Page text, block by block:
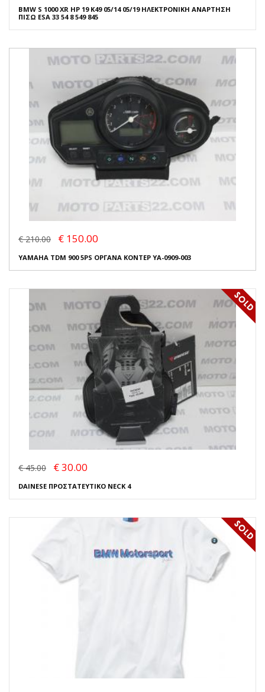
BMW S 1000 XR HP 19 K49 05/14 05/19 ΗΛΕΚΤΡΟΝΙΚΗ ΑΝΑΡΤΗΣΗ
ΠΙΣΩ ESA 33 54 8 549 845
€ 210.00 € 150.00
YAMAHA TDM 900 5PS ΟΡΓΑΝΑ ΚΟΝΤΕΡ YA-0909-003
€ 45.00 € 30.00
DAINESE ΠΡΟΣΤΑΤΕΥΤΙΚΟ NECK 4